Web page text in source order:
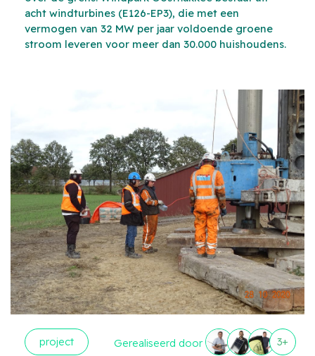
acht windturbines (E126-EP3), die met een
vermogen van 32 MW per jaar voldoende groene
stroom leveren voor meer dan 30.000 huishoudens.
project Gerealiseerd door 3+